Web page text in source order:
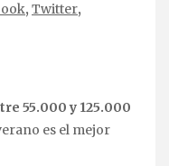
, Twitter,
55.000 y 125.000
es el mejor